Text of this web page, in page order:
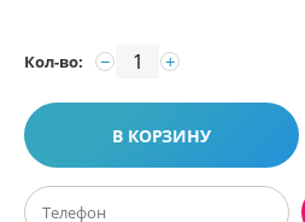
Кол-во: +
−
В КОРЗИНУ